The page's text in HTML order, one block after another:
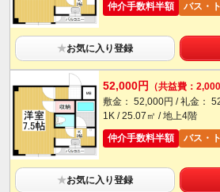
仲介手数料半額
バス・
★お気に入り登録
52,000円
（共益費：2,000
敷金： 52,000円 / 礼金：
1K / 25.07㎡ / 地上4階
仲介手数料半額
バス・
★お気に入り登録